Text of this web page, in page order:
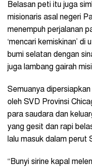
Belasan peti itu juga
misionaris asal negeri
menempuh perjalanan
‘mencari kemiskinan’
bumi selatan dengan
juga lambang gairah
Semuanya
oleh SVD Provinsi
para saudara dan
yang gesit dan rapi
lalu masuk dalam perut
“Bunyi sirine kapal